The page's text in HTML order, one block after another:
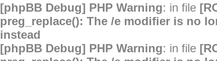
[phpBB Debug] PHP Warning: in file
preg_replace(): The /e modifier is no
instead
[phpBB Debug] PHP Warning: in file